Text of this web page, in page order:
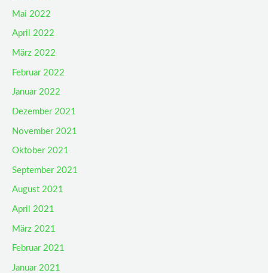
Mai 2022
April 2022
März 2022
Februar 2022
Januar 2022
Dezember 2021
November 2021
Oktober 2021
September 2021
August 2021
April 2021
März 2021
Februar 2021
Januar 2021